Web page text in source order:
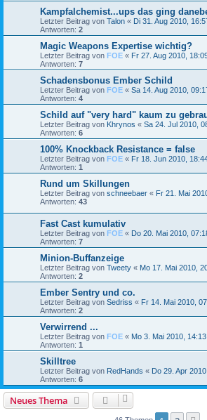
Kampfalchemist...ups das ging
Letzter Beitrag von Talon « Di 31. Aug 2010,
Antworten: 2
Magic Weapons Expertise wichtig?
Letzter Beitrag von FOE « Fr 27. Aug 2010,
Antworten: 7
Schadensbonus Ember Schild
Letzter Beitrag von FOE « Sa 14. Aug 2010,
Antworten: 4
Schild auf "very hard" kaum zu
Letzter Beitrag von Khrynos « Sa 24. Jul 2010,
Antworten: 6
100% Knockback Resistance = false
Letzter Beitrag von FOE « Fr 18. Jun 2010,
Antworten: 1
Rund um Skillungen
Letzter Beitrag von schneebaer « Fr 21. Mai
Antworten: 43
Fast Cast kumulativ
Letzter Beitrag von FOE « Do 20. Mai 2010,
Antworten: 7
Minion-Buffanzeige
Letzter Beitrag von Tweety « Mo 17. Mai 2010,
Antworten: 2
Ember Sentry und co.
Letzter Beitrag von Sedriss « Fr 14. Mai 2010,
Antworten: 2
Verwirrend ...
Letzter Beitrag von FOE « Mo 3. Mai 2010, 14:13
Antworten: 1
Skilltree
Letzter Beitrag von RedHands « Do 29. Apr
Antworten: 6
Neues Thema